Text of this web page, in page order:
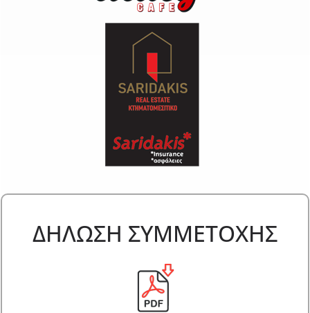
ΔΗΛΩΣΗ ΣΥΜΜΕΤΟΧΗΣ